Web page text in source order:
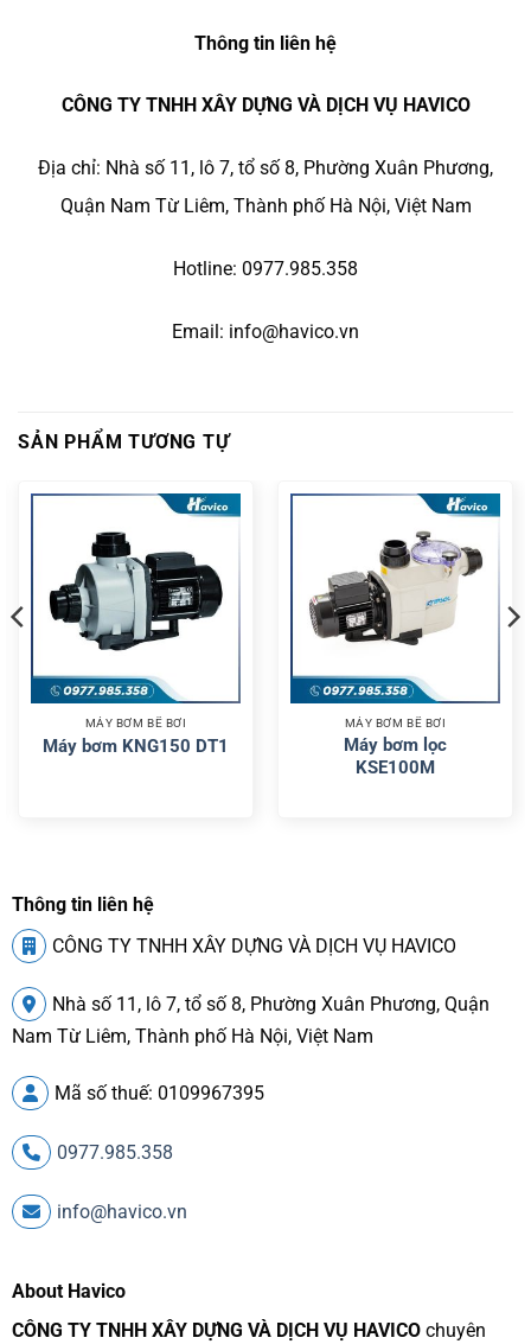
Thông tin liên hệ
CÔNG TY TNHH XÂY DỰNG VÀ DỊCH VỤ HAVICO
Địa chỉ: Nhà số 11, lô 7, tổ số 8, Phường Xuân Phương,
Quận Nam Từ Liêm, Thành phố Hà Nội, Việt Nam
Hotline: 0977.985.358
Email: info@havico.vn
SẢN PHẨM TƯƠNG TỰ
MÁY BƠM BỂ BƠI
Máy bơm KNG150 DT1
MÁY BƠM BỂ BƠI
Máy bơm lọc
KSE100M
Thông tin liên hệ
CÔNG TY TNHH XÂY DỰNG VÀ DỊCH VỤ HAVICO
Nhà số 11, lô 7, tổ số 8, Phường Xuân Phương, Quận
Nam Từ Liêm, Thành phố Hà Nội, Việt Nam
Mã số thuế: 0109967395
0977.985.358
info@havico.vn
About Havico
CÔNG TY TNHH XÂY DỰNG VÀ DỊCH VỤ HAVICO chuyên